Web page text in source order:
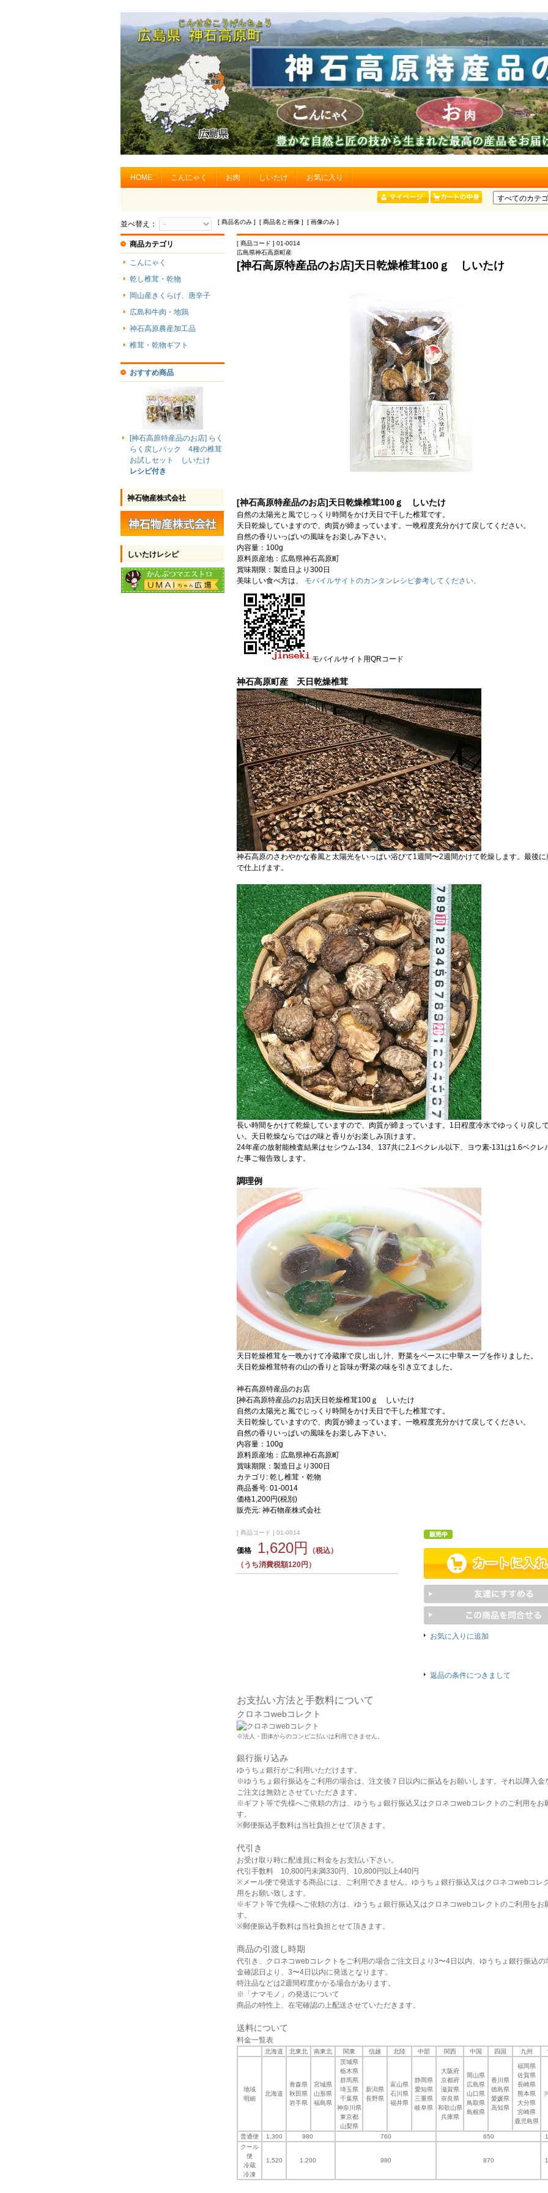
HOME こんにゃく お肉 しいたけ お気に入り
並べ替え： [ 商品名のみ ] [ 商品名と画像 ] [ 画像のみ ]
[ 商品コード ] 01-0014
広島県神石高原町産
[神石高原特産品のお店]天日乾燥椎茸100ｇ しいたけ
[神石高原特産品のお店]天日乾燥椎茸100ｇ しいたけ
自然の太陽光と風でじっくり時間をかけ天日で干した椎茸です。
天日乾燥していますので、肉質が締まっています。一晩程度充分かけて戻してください。
自然の香りいっぱいの風味をお楽しみ下さい。
内容量：100g
原料原産地：広島県神石高原町
賞味期限：製造日より300日
美味しい食べ方は、 モバイルサイトのカンタンレシピ参考してください。
モバイルサイト用QRコード
神石高原町産 天日乾燥椎茸
神石高原のさわやかな春風と太陽光をいっぱい浴びて1週間〜2週間かけて乾燥します。最後
で仕上げます。
長い時間をかけて乾燥していますので、肉質が締まっています。1日程度冷水でゆっくり戻し
い。天日乾燥ならではの味と香りがお楽しみ頂けます。
24年産の放射能検査結果はセシウム-134、137共に2.1ベクレル以下、ヨウ素-131は1.6ベクレ
た事ご報告致します。
調理例
天日乾燥椎茸を一晩かけて冷蔵庫で戻し出し汁、野菜をベースに中華スープを作りました。
天日乾燥椎茸特有の山の香りと旨味が野菜の味を引き立てました。
神石高原特産品のお店
[神石高原特産品のお店]天日乾燥椎茸100ｇ しいたけ
自然の太陽光と風でじっくり時間をかけ天日で干した椎茸です。
天日乾燥していますので、肉質が締まっています。一晩程度充分かけて戻してください。
自然の香りいっぱいの風味をお楽しみ下さい。
内容量：100g
原料原産地：広島県神石高原町
賞味期限：製造日より300日
カテゴリ: 乾し椎茸・乾物
商品番号: 01-0014
価格1,200円(税別)
販売元: 神石物産株式会社
[ 商品コード ] 01-0014
価格 1,620円
（税込）
（うち消費税額120円）
お気に入りに追加
返品の条件につきまして
お支払い方法と手数料について
クロネコwebコレクト
※法人・団体からのコンビニ払いは利用できません。
銀行振り込み
ゆうちょ銀行がご利用いただけます。
※ゆうちょ銀行振込をご利用の場合は、注文後７日以内に振込をお願いします。それ以降入金
ご注文は無効とさせていただきます。
※ギフト等で先様へご依頼の方は、ゆうちょ銀行振込又はクロネコwebコレクトのご利用をお
す。
※郵便振込手数料は当社負担とせて頂きます。
代引き
お受け取り時に配達員に料金をお支払い下さい。
代引手数料 10,800円未満330円、10,800円以上440円
※メール便で発送する商品には、ご利用できません。ゆうちょ銀行振込又はクロネコwebコレ
用をお願い致します。
※ギフト等で先様へご依頼の方は、ゆうちょ銀行振込又はクロネコwebコレクトのご利用をお
す。
※郵便振込手数料は当社負担とせて頂きます。
商品の引渡し時期
代引き、クロネコwebコレクトをご利用の場合ご注文日より3〜4日以内、ゆうちょ銀行振込の
金確認日より、3〜4日以内に発送となります。
特注品などは2週間程度かかる場合があります。
※「ナマモノ」の発送について
商品の特性上、在宅確認の上配送させていただきます。
送料について
料金一覧表
北海道 北東北 南東北 関東 信越 北陸 中部 関西 中国 四国 九州
地域
明細
北海道
青森県
秋田県
岩手県
宮城県
山形県
福島県
茨城県
栃木県
群馬県
埼玉県
千葉県
神奈川県
東京都
山梨県
新潟県
長野県
富山県
石川県
福井県
静岡県
愛知県
三重県
岐阜県
大阪府
京都府
滋賀県
奈良県
和歌山県
兵庫県
岡山県
広島県
山口県
鳥取県
島根県
香川県
徳島県
愛媛県
高知県
福岡県
佐賀県
長崎県
熊本県
大分県
宮崎県
鹿児島県
普通便 1,300 980 760 650
クール
便
冷蔵
冷凍
1,520 1,200 980 870
商品カテゴリ
こんにゃく
乾し椎茸・乾物
岡山産きくらげ、唐辛子
広島和牛肉・地鶏
神石高原農産加工品
椎茸・乾物ギフト
おすすめ商品
[神石高原特産品のお店] らく
らく戻しパック 4種の椎茸
お試しセット しいたけ
レシピ付き
神石物産株式会社
しいたけレシピ